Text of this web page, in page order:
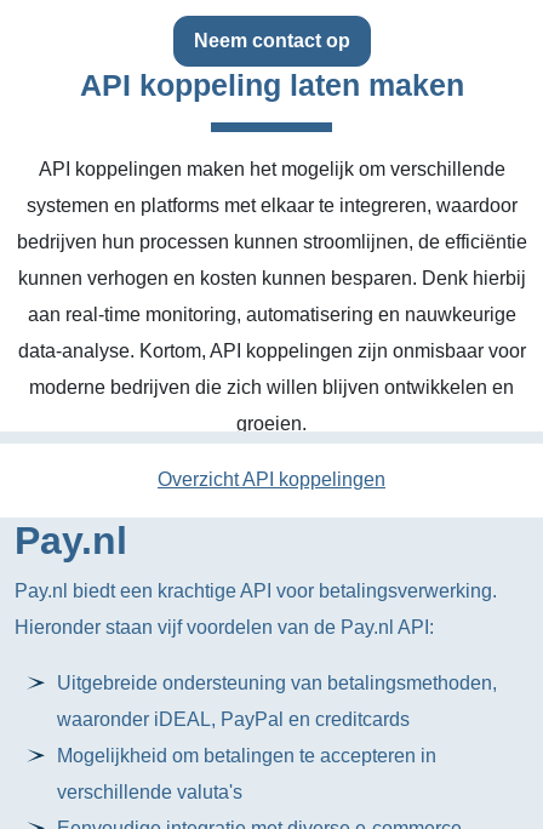
Neem contact op
API koppeling laten maken
API koppelingen maken het mogelijk om verschillende
systemen en platforms met elkaar te integreren, waardoor
bedrijven hun processen kunnen stroomlijnen, de efficiëntie
kunnen verhogen en kosten kunnen besparen. Denk hierbij
aan real-time monitoring, automatisering en nauwkeurige
data-analyse. Kortom, API koppelingen zijn onmisbaar voor
moderne bedrijven die zich willen blijven ontwikkelen en
groeien.
Overzicht API koppelingen
Pay.nl
Pay.nl biedt een krachtige API voor betalingsverwerking.
Hieronder staan vijf voordelen van de Pay.nl API:
Uitgebreide ondersteuning van betalingsmethoden,
waaronder iDEAL, PayPal en creditcards
Mogelijkheid om betalingen te accepteren in
verschillende valuta's